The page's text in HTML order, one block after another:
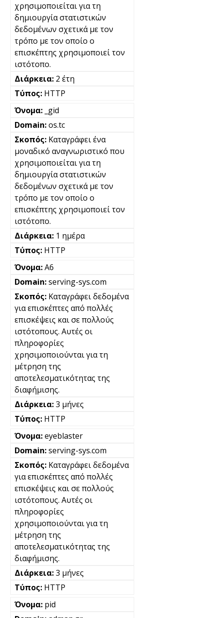
χρησιμοποιείται για τη
δημιουργία στατιστικών
δεδομένων σχετικά με τον
τρόπο με τον οποίο ο
επισκέπτης χρησιμοποιεί τον
ιστότοπο.
2 έτη
HTTP
_gid
os.tc
Καταγράφει ένα
μοναδικό αναγνωριστικό που
χρησιμοποιείται για τη
δημιουργία στατιστικών
δεδομένων σχετικά με τον
τρόπο με τον οποίο ο
επισκέπτης χρησιμοποιεί τον
ιστότοπο.
1 ημέρα
HTTP
A6
serving-sys.com
Καταγράφει δεδομένα
για επισκέπτες από πολλές
επισκέψεις και σε πολλούς
ιστότοπους. Αυτές οι
πληροφορίες
χρησιμοποιούνται για τη
μέτρηση της
αποτελεσματικότητας της
διαφήμισης.
3 μήνες
HTTP
eyeblaster
serving-sys.com
Καταγράφει δεδομένα
για επισκέπτες από πολλές
επισκέψεις και σε πολλούς
ιστότοπους. Αυτές οι
πληροφορίες
χρησιμοποιούνται για τη
μέτρηση της
αποτελεσματικότητας της
διαφήμισης.
3 μήνες
HTTP
pid